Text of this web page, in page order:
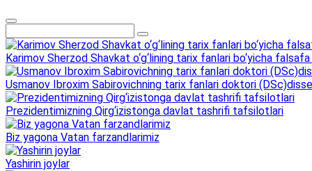
Karimov Sherzod Shavkat o‘g‘lining tarix fanlari bo‘yicha
Usmanov Ibroxim Sabirovichning tarix fanlari doktori
Prezidentimizning Qirg‘izistonga davlat tashrifi tafsilotlari
Biz yagona Vatan farzandlarimiz
Yashirin joylar